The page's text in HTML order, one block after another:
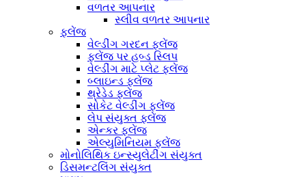
વળતર આપનાર
સ્લીવ વળતર આપનાર
ફ્લેંજ
વેલ્ડીંગ ગરદન ફ્લેંજ
ફ્લેંજ પર હબ્ડ સ્લિપ
વેલ્ડીંગ માટે પ્લેટ ફ્લેંજ
બ્લાઇન્ડ ફ્લેંજ
થ્રેડેડ ફ્લેંજ
સોકેટ વેલ્ડીંગ ફ્લેંજ
લેપ સંયુક્ત ફ્લેંજ
એન્કર ફ્લેંજ
એલ્યુમિનિયમ ફ્લેંજ
મોનોલિથિક ઇન્સ્યુલેટીંગ સંયુક્ત
ડિસમન્ટલિંગ સંયુક્ત